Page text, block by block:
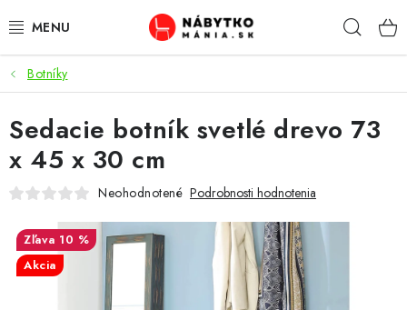
na
VÝPREDAJ
NOVINKY
OBÝVACIA IZBA
KUCHYŇA
SPÁĽŇA
Botníky
Sedacie botník svetlé drevo 73
x 45 x 30 cm
Neohodnotené Podrobnosti hodnotenia
10 %
Akcia